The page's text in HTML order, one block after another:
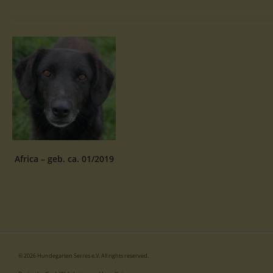
Africa – geb. ca. 01/2019
© 2026 Hundegarten Serres e.V. All rights reserved.